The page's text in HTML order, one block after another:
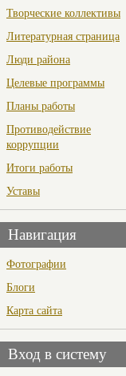
Творческие коллективы
Литературная страница
Люди района
Целевые программы
Планы работы
Противодействие
коррупции
Итоги работы
Уставы
Навигация
Фотографии
Блоги
Карта сайта
Вход в систему